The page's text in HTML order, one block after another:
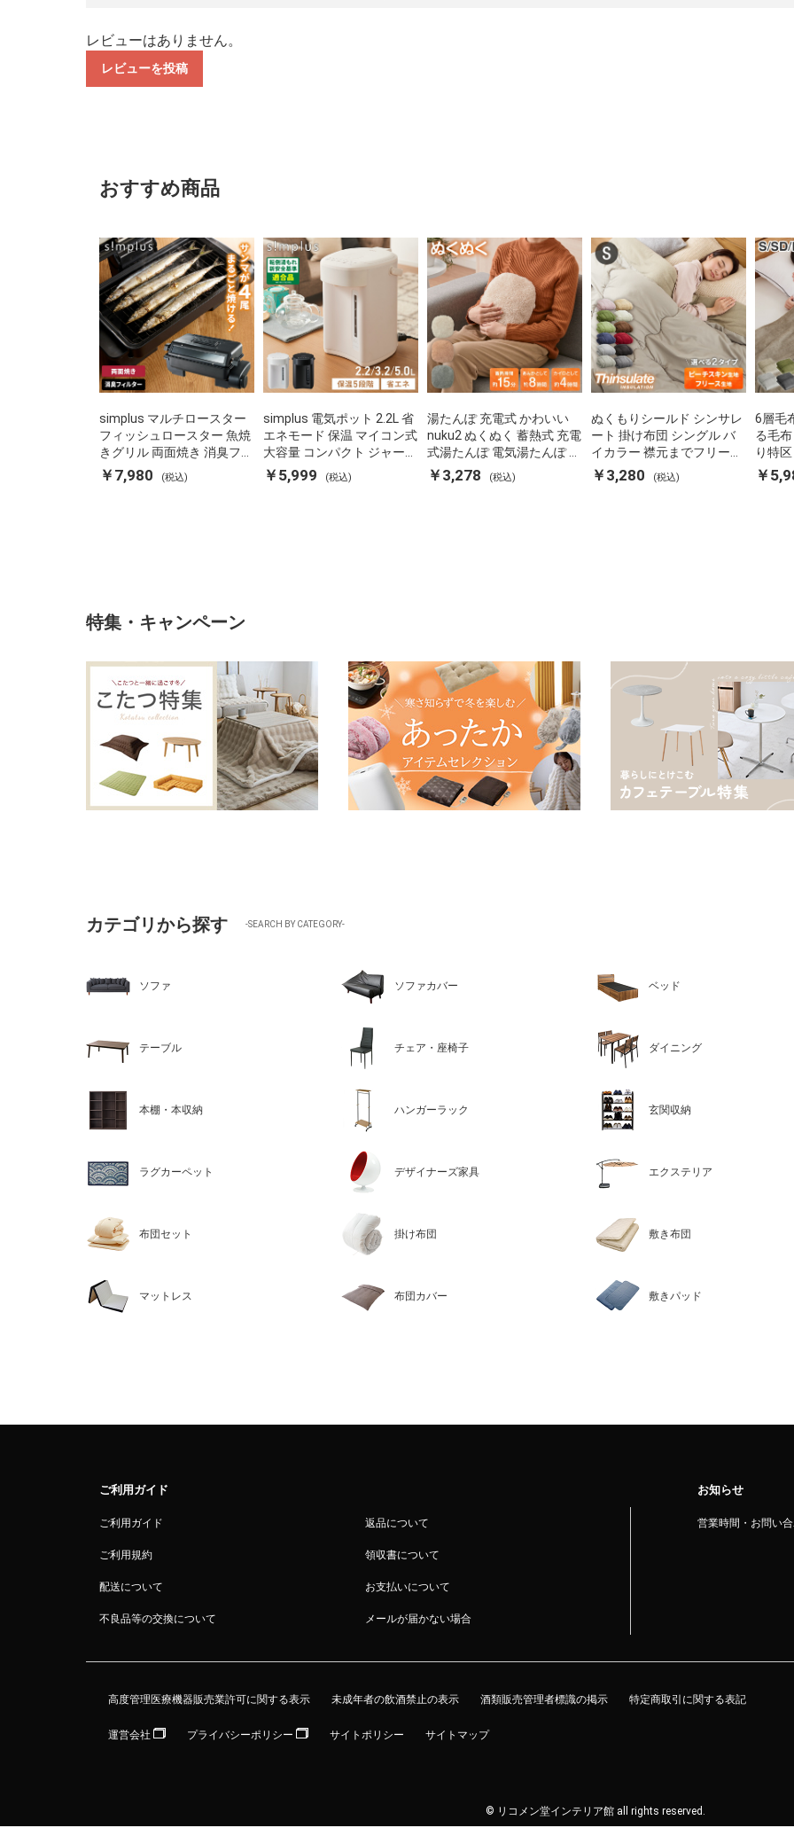
レビューはありません。
レビューを投稿
おすすめ商品
simplus マルチロースター
フィッシュロースター 魚焼
きグリル 両面焼き 消臭フィ
ルター 焼き魚 両面ヒーター
タイマー付き SP-FRS01 マ
￥7,980 (税込)
simplus 電気ポット 2.2L 省
エネモード 保温 マイコン式
大容量 コンパクト ジャーポ
ット ポット カルキ抜き 空
焚き防止 温度調節 軽量 SP-
￥5,999 (税込)
湯たんぽ 充電式 かわいい
nuku2 ぬくぬく 蓄熱式 充電
式湯たんぽ 電気湯たんぽ コ
ードレス湯たんぽ エコ 節電
節約 省エネ 充電式エコ電気
￥3,278 (税込)
ぬくもりシールド シンサレ
ート 掛け布団 シングル バ
イカラー 襟元までフリース
カバーなしで使える 軽い 丸
洗い 断熱 保温 抗菌防臭 洗
￥3,280 (税込)
6層毛
る毛
り特
ダブ
団カ
￥
特集・キャンペーン
カテゴリから探す -SEARCH BY CATEGORY-
ソファ ソファカバー ベッド
テーブル チェア・座椅子 ダイニング
本棚・本収納 ハンガーラック 玄関収納
ラグカーペット デザイナーズ家具 エクステリア
布団セット 掛け布団 敷き布団
マットレス 布団カバー 敷きパッド
ご利用ガイド
ご利用ガイド
ご利用規約
配送について
不良品等の交換について
返品について
領収書について
お支払いについて
メールが届かない場合
高度管理医療機器販売業許可に関する表示 未成年者の飲酒禁止の表示 酒類販売管理者標識の掲示 特定商取引に関する表記
運営会社 プライバシーポリシー サイトポリシー サイトマップ
お知らせ
営業時間・お問い
© リコメン堂インテリア館 all rights reserved.